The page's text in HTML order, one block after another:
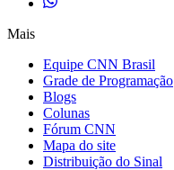
Mais
Equipe CNN Brasil
Grade de Programação
Blogs
Colunas
Fórum CNN
Mapa do site
Distribuição do Sinal